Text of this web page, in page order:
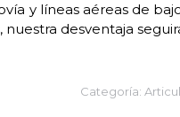
y líneas aéreas de
desventaja
Categoría: